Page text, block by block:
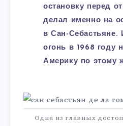
остановку перед
делал именно на
в Сан-
огонь в 1968 году
Америку по этому
Одна из главных